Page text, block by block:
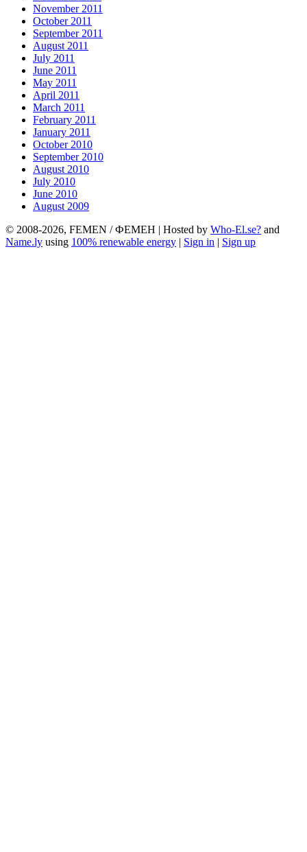
November 2011
October 2011
September 2011
August 2011
July 2011
June 2011
May 2011
April 2011
March 2011
February 2011
January 2011
October 2010
September 2010
August 2010
July 2010
June 2010
August 2009
© 2008-2026, FEMEN / ФЕМЕН | Hosted by Who-El.se? and
Name.ly using 100% renewable energy | Sign in | Sign up